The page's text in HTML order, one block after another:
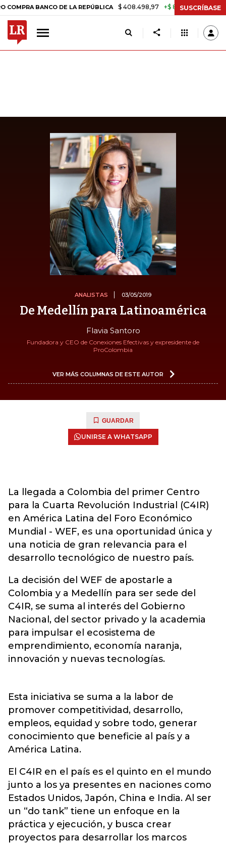
BANCO DE LA REPÚBLICA $ 408.498,97 +$ 8.753,81 +2,19%
SUSCRÍBASE
ANALISTAS 03/05/2019
De Medellín para Latinoamérica
Flavia Santoro
Fundadora y CEO de Conexiones Efectivas y expresidente de
ProColombia
VER MÁS COLUMNAS DE ESTE AUTOR
GUARDAR
UNIRSE A WHATSAPP
La llegada a Colombia del primer Centro
para la Cuarta Revolución Industrial (C4IR)
en América Latina del Foro Económico
Mundial - WEF, es una oportunidad única y
una noticia de gran relevancia para el
desarrollo tecnológico de nuestro país.
La decisión del WEF de apostarle a
Colombia y a Medellín para ser sede del
C4IR, se suma al interés del Gobierno
Nacional, del sector privado y la academia
para impulsar el ecosistema de
emprendimiento, economía naranja,
innovación y nuevas tecnologías.
Esta iniciativa se suma a la labor de
promover competitividad, desarrollo,
empleos, equidad y sobre todo, generar
conocimiento que beneficie al país y a
América Latina.
El C4IR en el país es el quinto en el mundo
junto a los ya presentes en naciones como
Estados Unidos, Japón, China e India. Al ser
un “do tank” tiene un enfoque en la
práctica y ejecución, y busca crear
proyectos para desarrollar los marcos